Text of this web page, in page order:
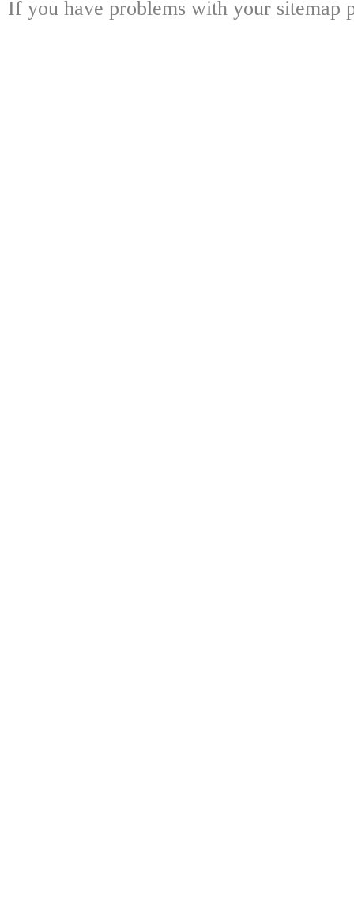
If you have problems with your sitemap